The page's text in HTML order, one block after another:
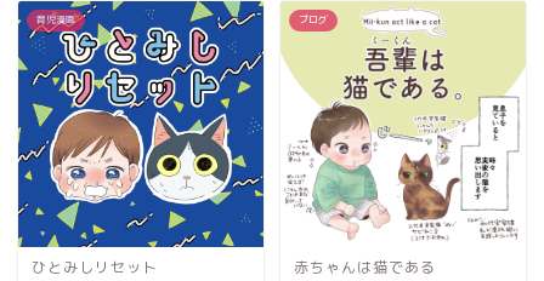
育児漫画
ひとみしリセット
ブログ
赤ちゃんは猫である